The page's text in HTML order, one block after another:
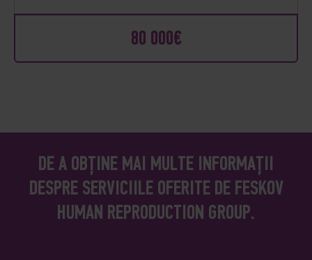
80 000€
DE A OBȚINE MAI MULTE INFORMAȚII
DESPRE SERVICIILE OFERITE DE FESKOV
HUMAN REPRODUCTION GROUP.